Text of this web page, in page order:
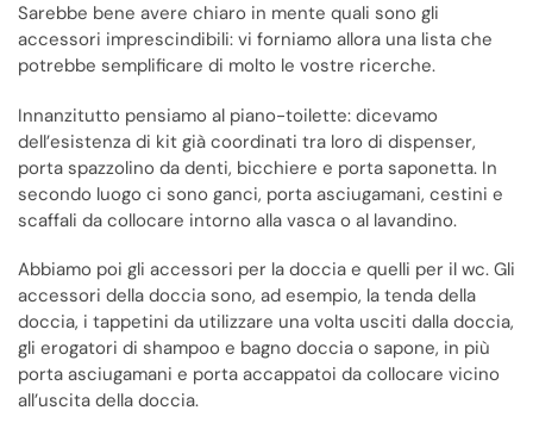
Sarebbe bene avere chiaro in mente quali sono gli
accessori imprescindibili: vi forniamo allora una lista che
potrebbe semplificare di molto le vostre ricerche.
Innanzitutto pensiamo al piano-toilette: dicevamo
dell’esistenza di kit già coordinati tra loro di dispenser,
porta spazzolino da denti, bicchiere e porta saponetta. In
secondo luogo ci sono ganci, porta asciugamani, cestini e
scaffali da collocare intorno alla vasca o al lavandino.
Abbiamo poi gli accessori per la doccia e quelli per il wc. Gli
accessori della doccia sono, ad esempio, la tenda della
doccia, i tappetini da utilizzare una volta usciti dalla doccia,
gli erogatori di shampoo e bagno doccia o sapone, in più
porta asciugamani e porta accappatoi da collocare vicino
all’uscita della doccia.